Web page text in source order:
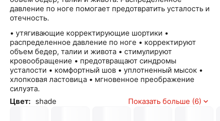
давление по ноге помогает предотвратить усталость и
отечность.
• утягивающие корректирующие шортики •
распределенное давление по ноге • корректируют
объем бедер, талии и живота • стимулируют
кровообращение • предотвращают синдромы
усталости • комфортный шов • уплотненный мысок •
хлопковая ластовица • мгновенное преображение
силуэта.
Цвет: shade Показать больше (6)